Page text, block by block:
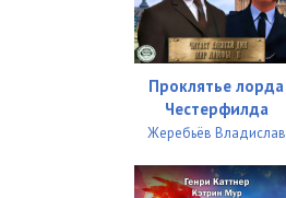
Проклятье лорда
Честерфилда
Жеребьёв Владислав